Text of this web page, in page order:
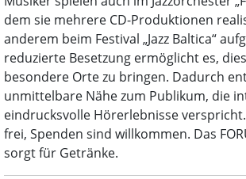
dem sie mehrere CD-Produktionen
anderem beim Festival „Jazz Baltica“
reduzierte Besetzung ermöglicht es,
besondere Orte zu bringen. Dadurch
unmittelbare Nähe zum Publikum, die
eindrucksvolle Hörerlebnisse
frei, Spenden sind willkommen. Das
sorgt für Getränke.